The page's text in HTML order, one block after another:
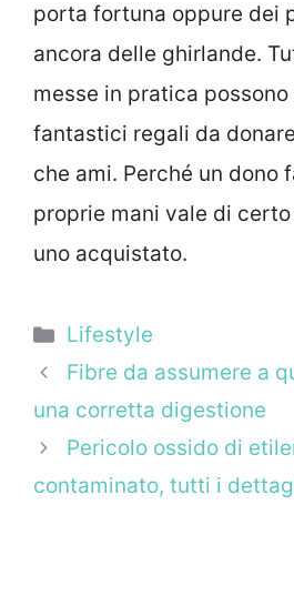
porta fortuna oppure dei
ancora delle ghirlande.
messe in pratica
fantastici regali da
che ami. Perché un dono
proprie mani vale di
uno acquistato.
Categorie
Lifestyle
Fibre da assumere a
una corretta digestione
Pericolo ossido di
contaminato, tutti i